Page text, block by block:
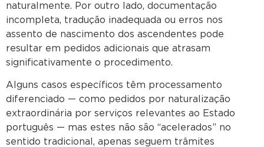
naturalmente. Por outro lado, documentação
incompleta, tradução inadequada ou erros nos
assento de nascimento dos ascendentes pode
resultar em pedidos adicionais que atrasam
significativamente o procedimento.
Alguns casos específicos têm processamento
diferenciado — como pedidos por naturalização
extraordinária por serviços relevantes ao Estado
português — mas estes não são “acelerados” no
sentido tradicional, apenas seguem trâmites